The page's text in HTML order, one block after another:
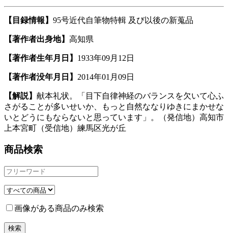
【目録情報】 95号近代自筆物特輯 及び以後の新蒐品
【著作者出身地】 高知県
【著作者生年月日】 1933年09月12日
【著作者没年月日】 2014年01月09日
【解説】 献本礼状。「目下自律神経のバランスを欠いて心ふ
さがることが多いせいか、もっと自然ななりゆきにまかせな
いとどうにもならないと思っています」。（発信地）高知市
上本宮町（受信地）練馬区光が丘
商品検索
画像がある商品のみ検索